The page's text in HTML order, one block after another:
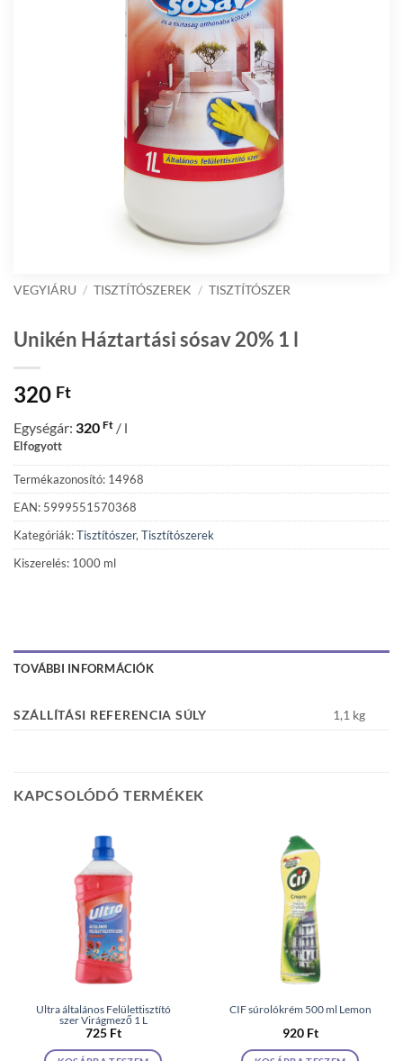
VEGYIÁRU / TISZTÍTÓSZEREK / TISZTÍTÓSZER
Unikén Háztartási sósav 20% 1 l
320 Ft
Egységár: 320 Ft / l
Elfogyott
Termékazonosító: 14968
EAN: 5999551570368
Kategóriák:Tisztítószer, Tisztítószerek
Kiszerelés: 1000 ml
TOVÁBBI INFORMÁCIÓK
SZÁLLÍTÁSI REFERENCIA SÚLY 1,1 kg
KAPCSOLÓDÓ TERMÉKEK
Ultra általános Felülettisztító
szer Virágmező 1 L
725 Ft
CIF súrolókrém 500 ml Lemon
920 Ft